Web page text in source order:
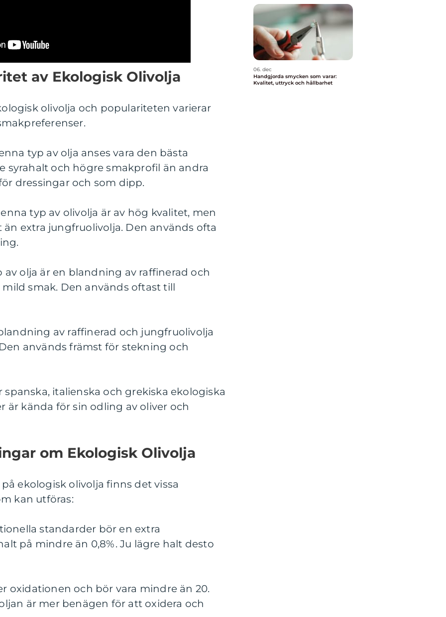
av Ekologisk Olivolja
olivolja och populariteten varierar
typ av olja anses vara den bästa
syrahalt och högre smakprofil än andra
dressingar och som dipp.
typ av olivolja är av hög kvalitet, men
extra jungfruolivolja. Den används ofta
av olja är en blandning av raffinerad och
smak. Den används oftast till
av raffinerad och jungfruolivolja
används främst för stekning och
italienska och grekiska ekologiska
är kända för sin odling av oliver och
om Ekologisk Olivolja
ekologisk olivolja finns det vissa
kan utföras:
standarder bör en extra
på mindre än 0,8%. Ju lägre halt desto
oxidationen och bör vara mindre än 20.
är mer benägen för att oxidera och
06. dec
Handgjorda smycken som varar:
Kvalitet, uttryck och hållbarhet